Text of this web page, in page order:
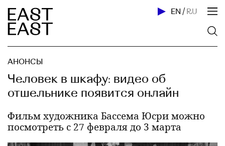
EN / RU
АНОНСЫ
Человек в шкафу: видео об
отшельнике появится онлайн
Фильм художника Бассема Юсри можно
посмотреть с 27 февраля до 3 марта